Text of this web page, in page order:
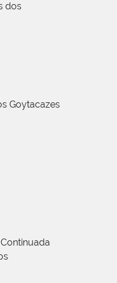
dos
Goytacazes